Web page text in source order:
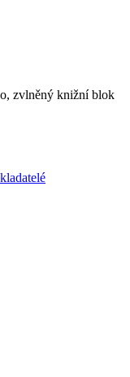
zvlněný knižní blok